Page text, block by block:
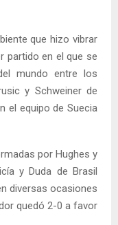
que hizo vibrar
partido en el que se
mundo entre los
y Schweiner de
el equipo de Suecia
por Hughes y
y Duda de Brasil
diversas ocasiones
quedó 2-0 a favor